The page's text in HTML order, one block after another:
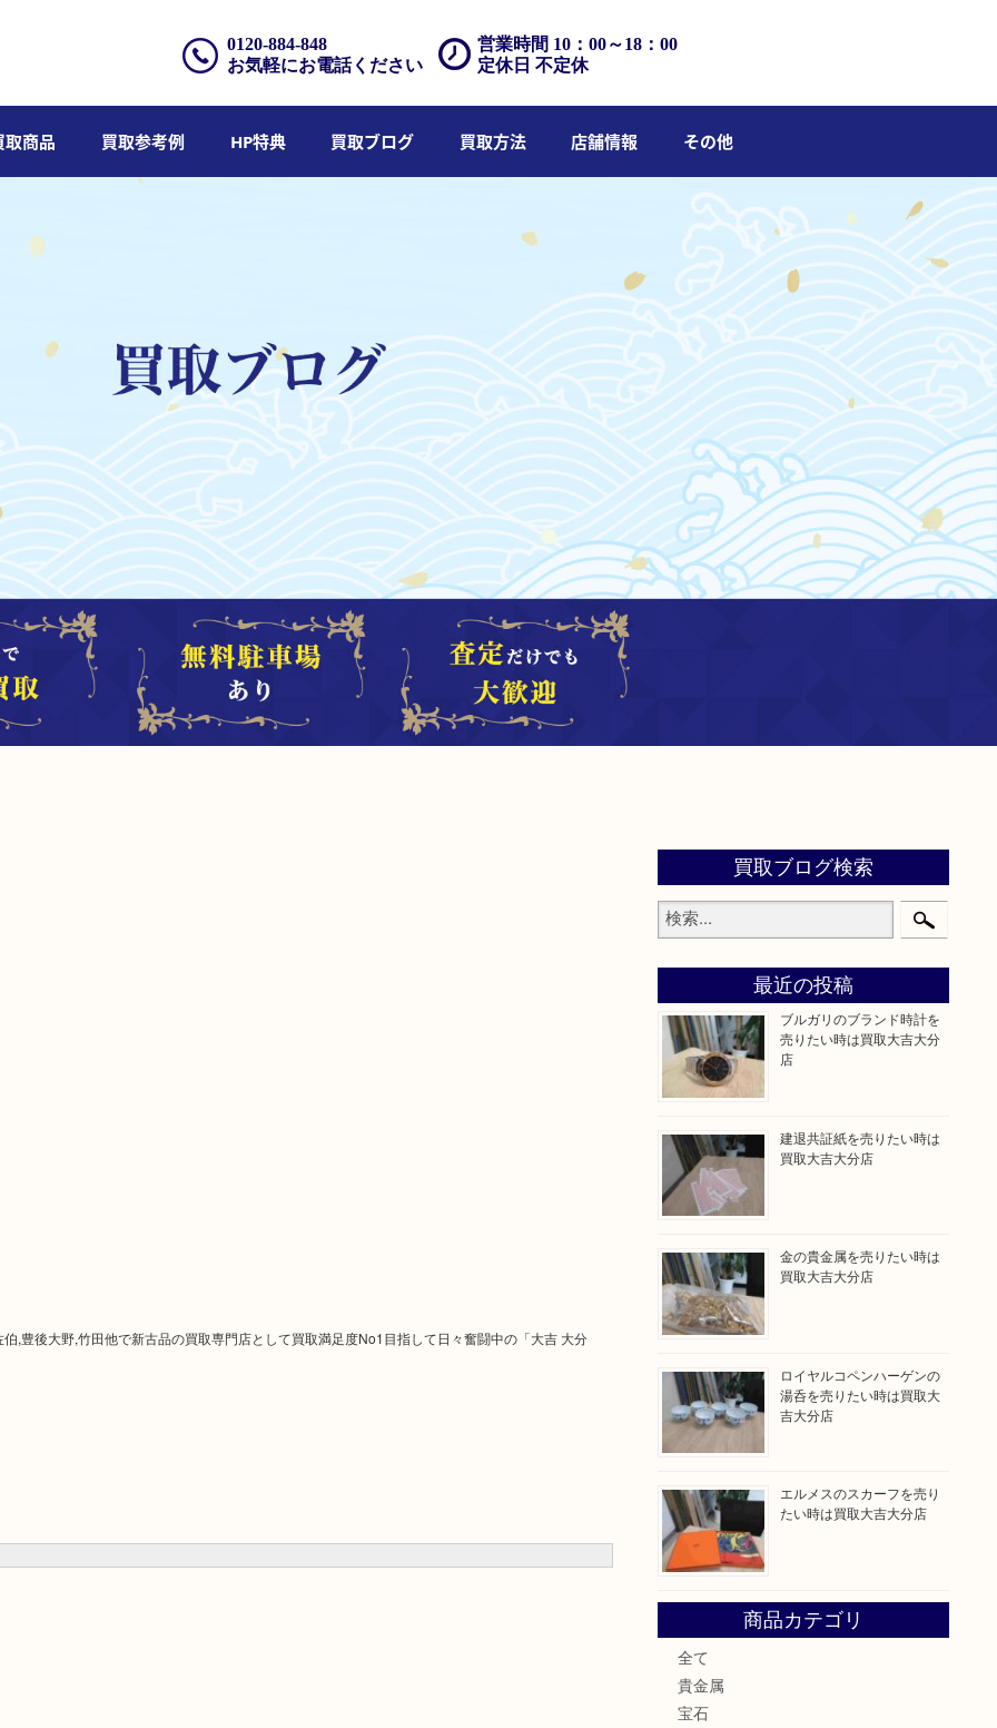
営業時間 10：00～18：00
定休日 不定休
0120-884-848
お気軽にお電話ください
取商品 買取参考例 HP特典 買取ブログ 買取方法 店舗情報 その他
,豊後大野,竹田他で新古品の買取専門店として買取満足度No1目指して日々奮闘中の「大吉 大分
買取ブログ検索
最近の投稿
ブルガリのブランド時計を
売りたい時は買取大吉大分
店
建退共証紙を売りたい時は
買取大吉大分店
金の貴金属を売りたい時は
買取大吉大分店
ロイヤルコペンハーゲンの
湯呑を売りたい時は買取大
吉大分店
エルメスのスカーフを売り
たい時は買取大吉大分店
商品カテゴリ
全て
貴金属
宝石